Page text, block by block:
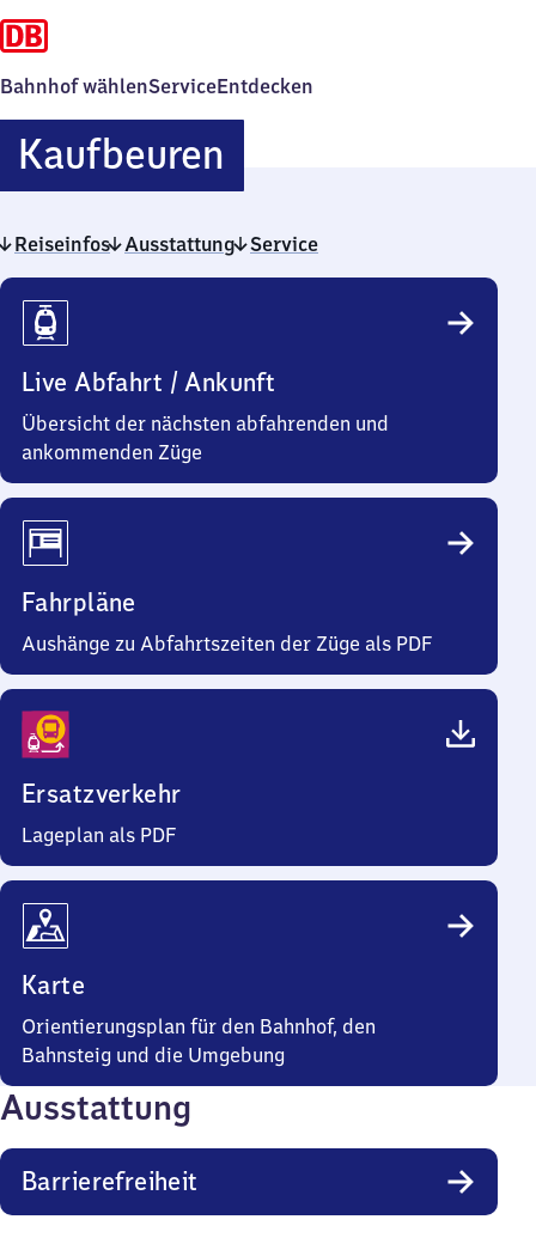
Bahnhof wählenServiceEntdecken
KaufbeurenKaufbeuren
Reiseinfos Ausstattung Service
Reiseinfos
Live Abfahrt / Ankunft
Übersicht der nächsten abfahrenden und
ankommenden Züge
Fahrpläne
Aushänge zu Abfahrtszeiten der Züge als PDF
Ersatzverkehr
Lageplan als PDF
Karte
Orientierungsplan für den Bahnhof, den
Bahnsteig und die Umgebung
Ausstattung
Barrierefreiheit